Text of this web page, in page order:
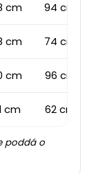
cm 94 cm
cm 74 cm
cm 96 cm
cm 62 cm
poddá o